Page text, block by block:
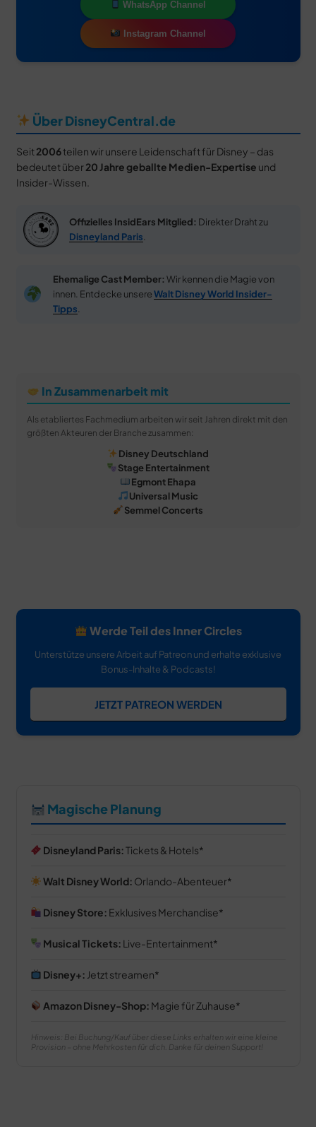
WhatsApp Channel
Instagram Channel
Über DisneyCentral.de
Seit 2006teilen wir unsere Leidenschaft für Disney – das
bedeutet über 20 Jahre geballte Medien-Expertise und
Insider-Wissen.
Offizielles InsidEars Mitglied: Direkter Draht zu
Disneyland Paris
Ehemalige Cast Member: Wir kennen die Magie von
innen. Entdecke unsereWalt Disney World Insider-
Tipps
In Zusammenarbeit mit
Als etabliertes Fachmedium arbeiten wir seit Jahren direkt mit den
größten Akteuren der Branche zusammen:
Disney Deutschland
Stage Entertainment
Egmont Ehapa
Universal Music
Semmel Concerts
Werde Teil des Inner Circles
Unterstütze unsere Arbeit auf Patreon und erhalte exklusive
Bonus-Inhalte & Podcasts!
JETZT PATREON WERDEN
Magische Planung
Disneyland Paris:Tickets & Hotels
Walt Disney World: Orlando-Abenteuer
Disney Store: Exklusives Merchandise
Musical Tickets: Live-Entertainment
Disney+: Jetzt streamen
Amazon Disney-Shop: Magie für Zuhause
Hinweis: Bei Buchung/Kauf über diese Links erhalten wir eine kleine
Provision – ohne Mehrkosten für dich. Danke für deinen Support!